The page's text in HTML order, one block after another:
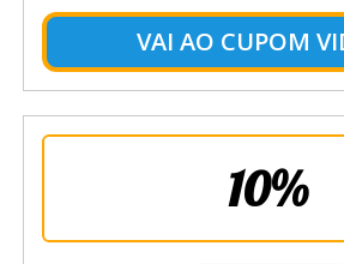
VAI AO CUPOM
10%